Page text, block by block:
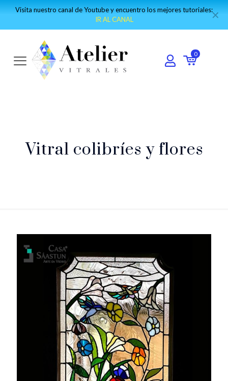
Visita nuestro canal de Youtube y encuentro los mejores tutoriales:
IR AL CANAL ✕
0
Vitral colibríes y flores